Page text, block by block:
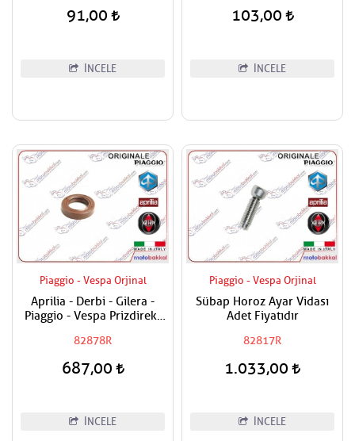
91,00
İNCELE
103,00
İNCELE
Piaggio - Vespa Orjinal
Aprilia - Derbi - Gilera -
Piaggio - Vespa Prizdirekt
82878R
687,00
İNCELE
Piaggio - Vespa Orjinal
Sübap Horoz Ayar Vidası
Adet Fiyatıdır
82817R
1.033,00
İNCELE